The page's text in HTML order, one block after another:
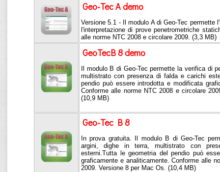
Geo-Tec A demo
Versione 5.1 - Il modulo A di Geo-Tec permette
l'interpretazione di prove penetrometriche
alle norme NTC 2008 e circolare 2009. (3,3 MB)
GeoTecB 8 demo
Il modulo B di Geo-Tec permette la verifica di
multistrato con presenza di falda e carichi
pendio può essere introdotta e modificata
Conforme alle norme NTC 2008 e circolare
(10,9 MB)
Geo-Tec B 8
In prova gratuita. Il modulo B di Geo-Tec
argini, dighe in terra, multistrato con
esterni.Tutta le geometria del pendio può
graficamente e analiticamente. Conforme alle
2009. Versione 8 per Mac Os. (10,4 MB)